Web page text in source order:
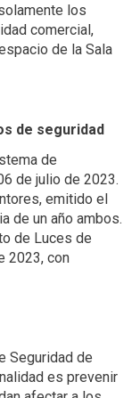
los
comercial,
de la Sala
de seguridad
de
de julio de 2023.
emitido el
de un año ambos.
de Luces de
2023, con
Seguridad de
es prevenir